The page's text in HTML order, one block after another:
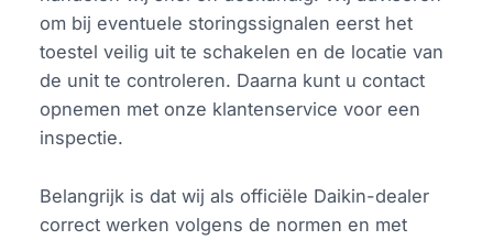
om bij eventuele storingssignalen eerst het
toestel veilig uit te schakelen en de locatie van
de unit te controleren. Daarna kunt u contact
opnemen met onze klantenservice voor een
inspectie.
Belangrijk is dat wij als officiële Daikin-dealer
correct werken volgens de normen en met